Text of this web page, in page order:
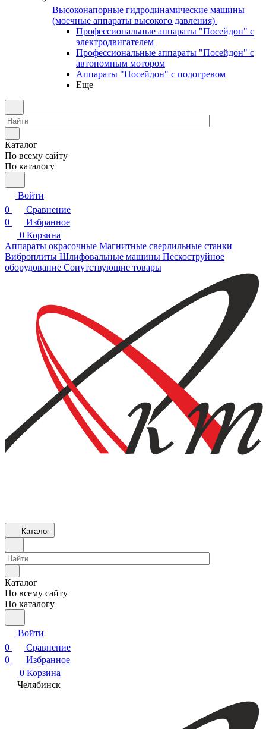
Высоконапорные гидродинамические машины
(моечные аппараты высокого давления)
Профессиональные аппараты "Посейдон" с
электродвигателем
Профессиональные аппараты "Посейдон" с
автономным мотором
Аппараты "Посейдон" с подогревом
Еще
Каталог
По всему сайту
По каталогу
Войти
0
Сравнение
0
Избранное
0 Корзина
Аппараты окрасочные Магнитные сверлильные станки
Виброплиты Шлифовальные машины Пескоструйное
оборудование Сопутствующие товары
Каталог
Каталог
По всему сайту
По каталогу
Войти
0
Сравнение
0
Избранное
0 Корзина
Челябинск